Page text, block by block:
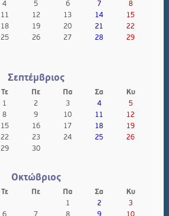
4 5 6 7
8
11 12 13 14
15
18 19 20 21
22
25 26 27 28
29
Σεπτέμβριος
Τε Πε Πα Σα
Κυ
1
2 3 4
5
8 9 10 11
12
15 16 17 18
19
22 23 24 25
26
29 30
Οκτώβριος
Τε Πε Πα Σα
Κυ
1
2
3